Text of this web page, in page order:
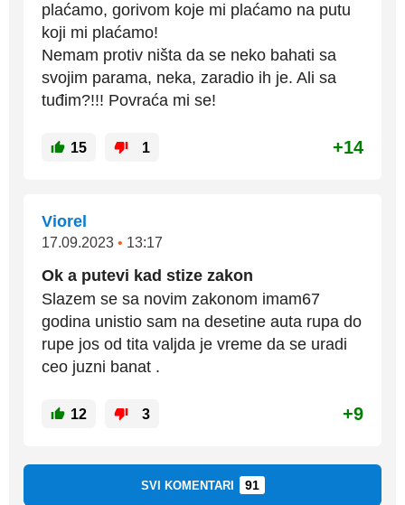
plaćamo, gorivom koje mi plaćamo na putu
koji mi plaćamo!
Nemam protiv ništa da se neko bahati sa
svojim parama, neka, zaradio ih je. Ali sa
tuđim?!!! Povraća mi se!
15 1 +14
Viorel
17.09.2023 • 13:17
Ok a putevi kad stize zakon
Slazem se sa novim zakonom imam67
godina unistio sam na desetine auta rupa do
rupe jos od tita valjda je vreme da se uradi
ceo juzni banat .
12 3 +9
SVI KOMENTARI 91